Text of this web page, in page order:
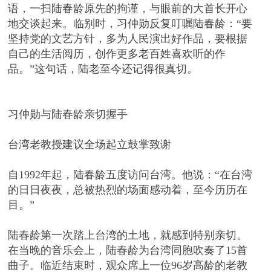
语，一扫陆春龄原先的拘谨，与眼前的大首长开心
地交谈起来。临别时，习仲勋反复叮嘱陆春龄：“要
坚持党的文艺方针，多为人民演出好作品，要根据
自己的生活阅历，创作更多老百姓喜欢听的作
品。”这句话，陆老至今还记得很真切。
习仲勋与陆春龄亲切握手
台湾老教授建议全场起立鼓掌致谢
自1992年起，陆春龄五度访问台湾。他说：“在台湾
的日日夜夜，总被热烈的场面感动着，至今历历在
目。”
陆春龄第一次踏上台湾的土地，就感到特别亲切。
在当晚的音乐会上，陆春龄为台湾同胞吹奏了15首
曲子。临近结束时，观众席上一位96岁高龄的老教